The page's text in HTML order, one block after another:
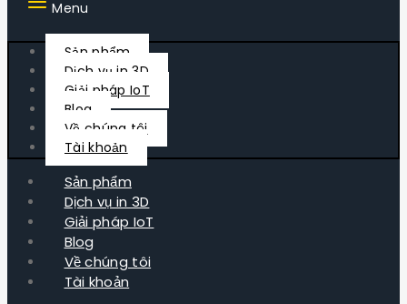
Menu
Sản phẩm
Dịch vụ in 3D
Giải pháp IoT
Blog
Về chúng tôi
Tài khoản
Sản phẩm
Dịch vụ in 3D
Giải pháp IoT
Blog
Về chúng tôi
Tài khoản